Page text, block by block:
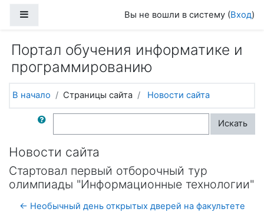
Вы не вошли в систему (Вход)
Портал обучения информатике и
программированию
В начало Страницы сайта Новости сайта
Поиск по форумам Искать
Новости сайта
Стартовал первый отборочный тур
олимпиады "Информационные технологии"
← Необычный день открытых дверей на факультете